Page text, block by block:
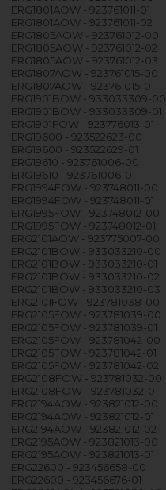
ERG1801AOW - 923761011-01
ERG1801AOW - 923761011-02
ERG1805AOW - 923761012-00
ERG1805AOW - 923761012-02
ERG1805AOW - 923761012-03
ERG1807AOW - 923761015-00
ERG1807AOW - 923761015-01
ERG1901BOW - 933033309-00
ERG1901BOW - 933033309-01
ERG1901FOW - 923776013-01
ERG19600 - 923522623-00
ERG19600 - 923522629-01
ERG19610 - 923761006-00
ERG19610 - 923761006-01
ERG1994FOW - 923748011-00
ERG1994FOW - 923748011-01
ERG1995FOW - 923748012-00
ERG1995FOW - 923748012-01
ERG2101AOW - 923775007-00
ERG2101BOW - 933033210-00
ERG2101BOW - 933033210-01
ERG2101BOW - 933033210-02
ERG2101BOW - 933033210-03
ERG2101FOW - 923781038-00
ERG2105FOW - 923781039-00
ERG2105FOW - 923781039-01
ERG2105FOW - 923781042-00
ERG2105FOW - 923781042-01
ERG2105FOW - 923781042-02
ERG2108FOW - 923781032-00
ERG2108FOW - 923781032-01
ERG2194AOW - 923821012-00
ERG2194AOW - 923821012-01
ERG2194AOW - 923821012-02
ERG2195AOW - 923821013-00
ERG2195AOW - 923821013-01
ERG22600 - 923456658-00
ERG22600 - 923456676-01